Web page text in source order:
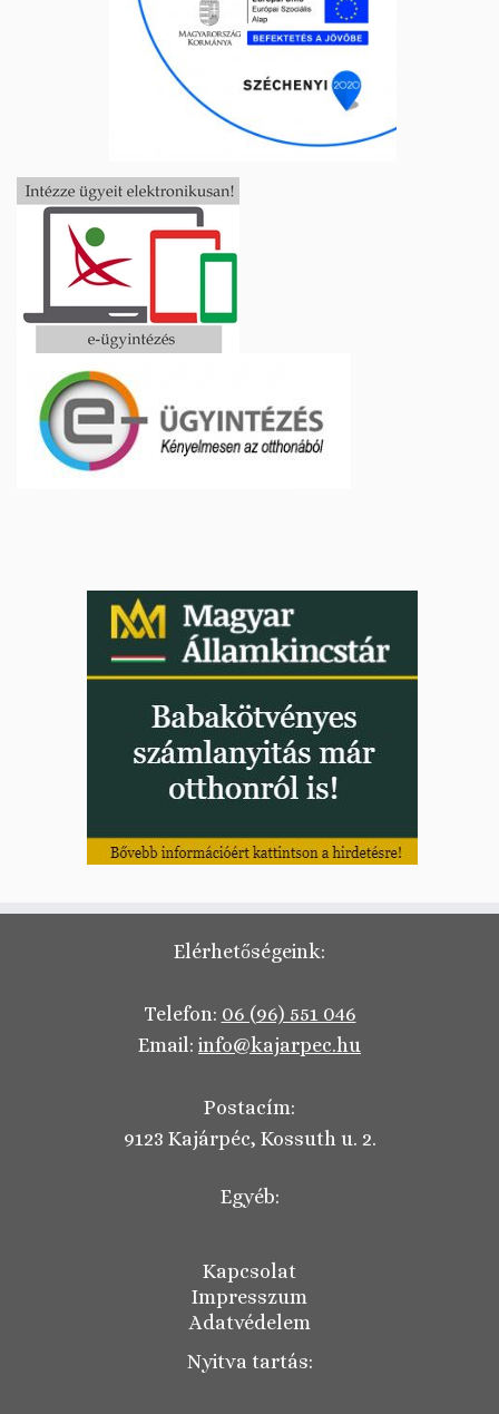
Elérhetőségeink:
Telefon: 06 (96) 551 046
Email: info@kajarpec.hu
Postacím:
9123 Kajárpéc, Kossuth u. 2.
Egyéb:
Kapcsolat
Impresszum
Adatvédelem
Nyitva tartás: